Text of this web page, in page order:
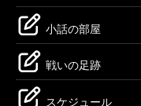
小話の部屋
戦いの足跡
スケジュール